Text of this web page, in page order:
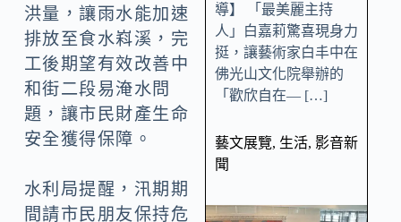
洪量，讓雨水能加速
排放至食水嵙溪，完
工後期望有效改善中
和街二段易淹水問
題，讓市民財產生命
安全獲得保障。
水利局提醒，汛期期
間請市民朋友保持危
導】 「最美麗主持
人」白嘉莉驚喜現身力
挺，讓藝術家白丰中在
佛光山文化院舉辦的
「歡欣自在— […]
藝文展覽, 生活, 影音新
聞